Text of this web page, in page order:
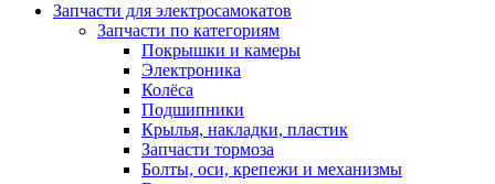
Запчасти для электросамокатов
Запчасти по категориям
Покрышки и камеры
Электроника
Колёса
Подшипники
Крылья, накладки, пластик
Запчасти тормоза
Болты, оси, крепежи и механизмы